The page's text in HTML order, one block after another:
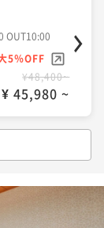
OUT10:00
5％OFF
¥48,400~
¥ 45,980 ~
ょっと贅
OUT10:00
大5％OFF